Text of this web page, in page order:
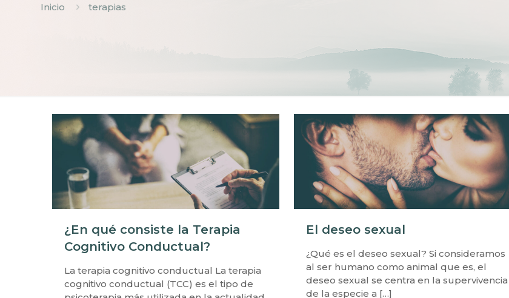
Inicio terapias
¿En qué consiste la Terapia
Cognitivo Conductual?
La terapia cognitivo conductual La terapia
cognitivo conductual (TCC) es el tipo de
El deseo sexual
¿Qué es el deseo sexual? Si consideramos
al ser humano como animal que es, el
deseo sexual se centra en la supervivencia
de la especie a […]